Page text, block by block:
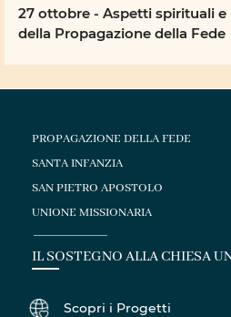
27 ottobre - Aspetti spirituali
della Propagazione della Fede
PROPAGAZIONE DELLA FEDE
SANTA INFANZIA
SAN PIETRO APOSTOLO
UNIONE MISSIONARIA
IL SOSTEGNO ALLA CHIESA
Scopri i Progetti